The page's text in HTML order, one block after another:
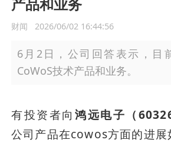
产品和业务
财闻 2026/06/02 16:44:56
6月2日，公司回答表示，目
CoWoS技术产品和业务。
有投资者向 鸿远电子（
公司产品在cowos方面的进展